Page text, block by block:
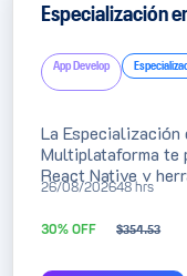
Especialización
App Develop
La
Multiplataforma te
React Native y
simultáneo para
inviertes en el
26/08/202648 hrs
30% OFF $354.53